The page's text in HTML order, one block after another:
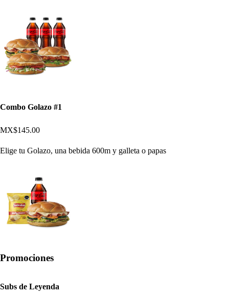
Combo Golazo #1
MX$145.00
Elige tu Golazo, una bebida 600m y galleta o papas
Promociones
Subs de Leyenda